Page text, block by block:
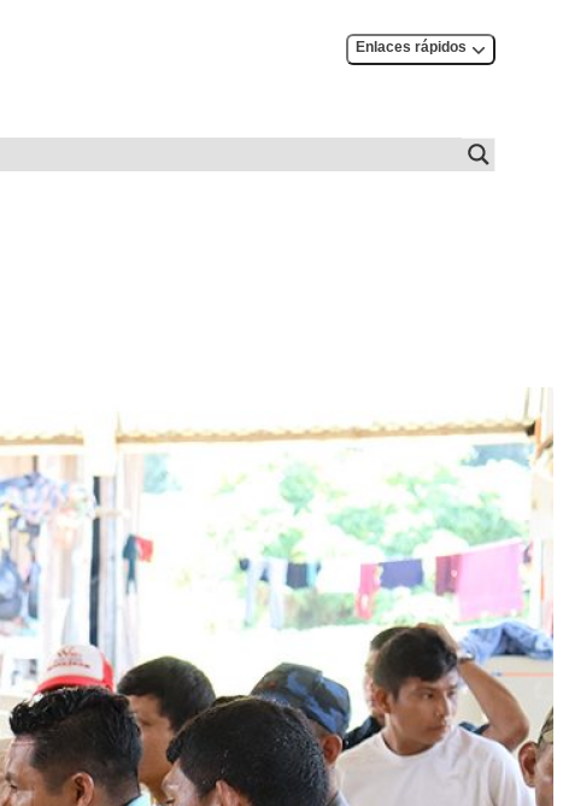
Enlaces rápidos